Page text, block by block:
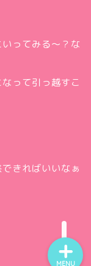
ってみる～？な
って引っ越すこ
きればいいなぁ
MENU
い合
m